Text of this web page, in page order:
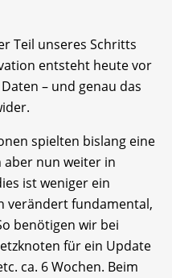
Teil unseres Schritts
entsteht heute vor
– und genau das
spielten bislang eine
aber nun weiter in
ist weniger ein
verändert fundamental,
benötigen wir bei
für ein Update
ca. 6 Wochen. Beim